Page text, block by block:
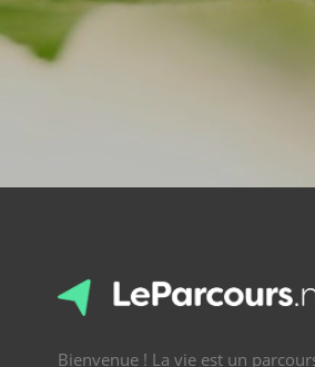
Bienvenue ! La vie est un